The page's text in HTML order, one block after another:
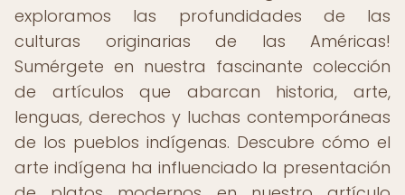
exploramos las profundidades de las
culturas originarias de las Américas!
Sumérgete en nuestra fascinante colección
de artículos que abarcan historia, arte,
lenguas, derechos y luchas contemporáneas
de los pueblos indígenas. Descubre cómo el
arte indígena ha influenciado la presentación